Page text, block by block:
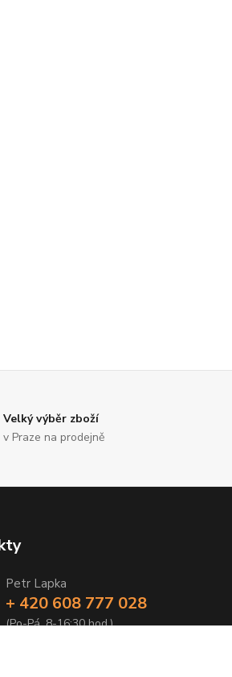
Velký výběr zboží
v Praze na prodejně
Petr Lapka
+ 420 608 777 028
(Po-Pá, 8-16:30 hod.)